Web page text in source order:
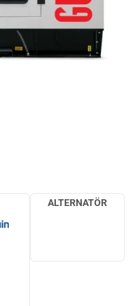
ALTERNATÖR